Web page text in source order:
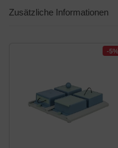
Zusätzliche Informationen
-5%